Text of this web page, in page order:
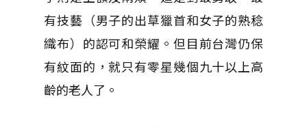
有技藝（男子的出草獵首和女子的熟稔
織布）的認可和榮耀。但目前台灣仍保
有紋面的，就只有零星幾個九十以上高
齡的老人了。